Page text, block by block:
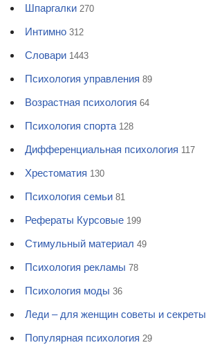
Шпаргалки 270
Интимно 312
Словари 1443
Психология управления 89
Возрастная психология 64
Психология спорта 128
Дифференциальная психология 117
Хрестоматия 130
Психология семьи 81
Рефераты Курсовые 199
Стимульный материал 49
Психология рекламы 78
Психология моды 36
Леди – для женщин советы и секреты
Популярная психология 29